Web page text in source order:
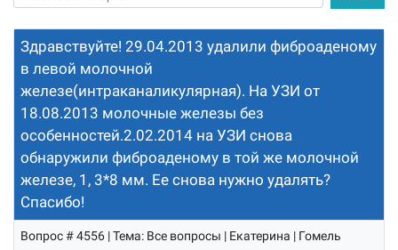
Здравствуйте! 29.04.2013 удалили фиброаденому
в левой молочной
железе(интраканаликулярная). На УЗИ от
18.08.2013 молочные железы без
особенностей.2.02.2014 на УЗИ снова
обнаружили фиброаденому в той же молочной
железе, 1, 3*8 мм. Ее снова нужно удалять?
Спасибо!
Вопрос # 4556 | Тема: Все вопросы | Екатерина | Гомель